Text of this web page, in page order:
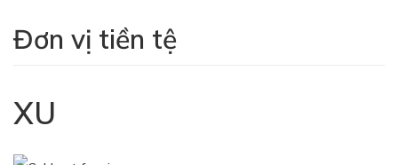
Đơn vị tiền tệ
XU